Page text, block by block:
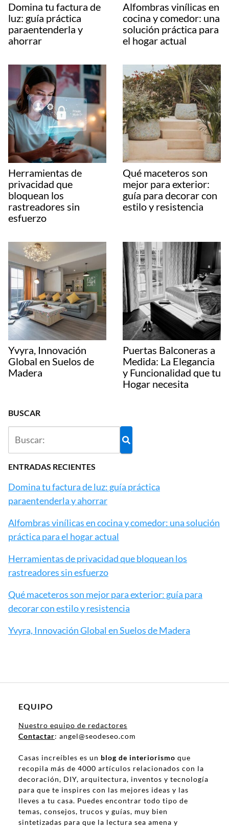
Domina tu factura de
luz: guía práctica
paraentenderla y
ahorrar
Alfombras vinílicas en
cocina y comedor: una
solución práctica para
el hogar actual
Herramientas de
privacidad que
bloquean los
rastreadores sin
esfuerzo
Qué maceteros son
mejor para exterior:
guía para decorar con
estilo y resistencia
Yvyra, Innovación
Global en Suelos de
Madera
Puertas Balconeras a
Medida: La Elegancia
y Funcionalidad que tu
Hogar necesita
BUSCAR
ENTRADAS RECIENTES
Domina tu factura de luz: guía práctica
paraentenderla y ahorrar
Alfombras vinílicas en cocina y comedor: una solución
práctica para el hogar actual
Herramientas de privacidad que bloquean los
rastreadores sin esfuerzo
Qué maceteros son mejor para exterior: guía para
decorar con estilo y resistencia
Yvyra, Innovación Global en Suelos de Madera
EQUIPO
Nuestro equipo de redactores
Contactar: angel@seodeseo.com
Casas increíbles es un blog de interiorismo que
recopila más de 4000 artículos relacionados con la
decoración, DIY, arquitectura, inventos y tecnología
para que te inspires con las mejores ideas y las
lleves a tu casa. Puedes encontrar todo tipo de
temas, consejos, trucos y guías, muy bien
sintetizadas para que la lectura sea amena y